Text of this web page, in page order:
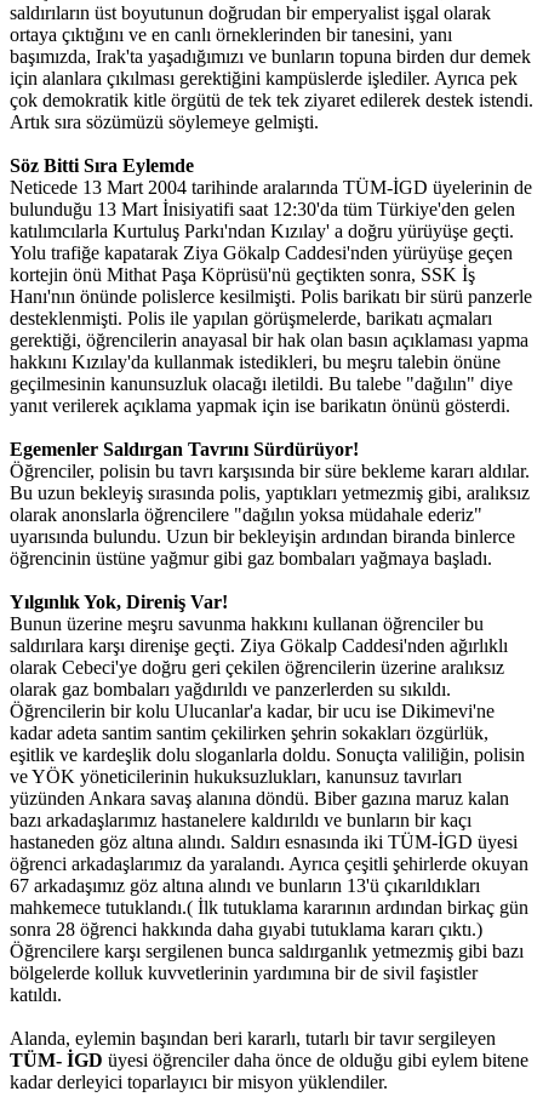
saldırıların üst boyutunun doğrudan bir emperyalist işgal olarak
ortaya çıktığını ve en canlı örneklerinden bir tanesini, yanı
başımızda, Irak'ta yaşadığımızı ve bunların topuna birden dur demek
için alanlara çıkılması gerektiğini kampüslerde işlediler. Ayrıca pek
çok demokratik kitle örgütü de tek tek ziyaret edilerek destek istendi.
Artık sıra sözümüzü söylemeye gelmişti.
Söz Bitti Sıra Eylemde
Neticede 13 Mart 2004 tarihinde aralarında TÜM-İGD üyelerinin de
bulunduğu 13 Mart İnisiyatifi saat 12:30'da tüm Türkiye'den gelen
katılımcılarla Kurtuluş Parkı'ndan Kızılay' a doğru yürüyüşe geçti.
Yolu trafiğe kapatarak Ziya Gökalp Caddesi'nden yürüyüşe geçen
kortejin önü Mithat Paşa Köprüsü'nü geçtikten sonra, SSK İş
Hanı'nın önünde polislerce kesilmişti. Polis barikatı bir sürü panzerle
desteklenmişti. Polis ile yapılan görüşmelerde, barikatı açmaları
gerektiği, öğrencilerin anayasal bir hak olan basın açıklaması yapma
hakkını Kızılay'da kullanmak istedikleri, bu meşru talebin önüne
geçilmesinin kanunsuzluk olacağı iletildi. Bu talebe "dağılın" diye
yanıt verilerek açıklama yapmak için ise barikatın önünü gösterdi.
Egemenler Saldırgan Tavrını Sürdürüyor!
Öğrenciler, polisin bu tavrı karşısında bir süre bekleme kararı aldılar.
Bu uzun bekleyiş sırasında polis, yaptıkları yetmezmiş gibi, aralıksız
olarak anonslarla öğrencilere "dağılın yoksa müdahale ederiz"
uyarısında bulundu. Uzun bir bekleyişin ardından biranda binlerce
öğrencinin üstüne yağmur gibi gaz bombaları yağmaya başladı.
Yılgınlık Yok, Direniş Var!
Bunun üzerine meşru savunma hakkını kullanan öğrenciler bu
saldırılara karşı direnişe geçti. Ziya Gökalp Caddesi'nden ağırlıklı
olarak Cebeci'ye doğru geri çekilen öğrencilerin üzerine aralıksız
olarak gaz bombaları yağdırıldı ve panzerlerden su sıkıldı.
Öğrencilerin bir kolu Ulucanlar'a kadar, bir ucu ise Dikimevi'ne
kadar adeta santim santim çekilirken şehrin sokakları özgürlük,
eşitlik ve kardeşlik dolu sloganlarla doldu. Sonuçta valiliğin, polisin
ve YÖK yöneticilerinin hukuksuzlukları, kanunsuz tavırları
yüzünden Ankara savaş alanına döndü. Biber gazına maruz kalan
bazı arkadaşlarımız hastanelere kaldırıldı ve bunların bir kaçı
hastaneden göz altına alındı. Saldırı esnasında iki TÜM-İGD üyesi
öğrenci arkadaşlarımız da yaralandı. Ayrıca çeşitli şehirlerde okuyan
67 arkadaşımız göz altına alındı ve bunların 13'ü çıkarıldıkları
mahkemece tutuklandı.( İlk tutuklama kararının ardından birkaç gün
sonra 28 öğrenci hakkında daha gıyabi tutuklama kararı çıktı.)
Öğrencilere karşı sergilenen bunca saldırganlık yetmezmiş gibi bazı
bölgelerde kolluk kuvvetlerinin yardımına bir de sivil faşistler
katıldı.
Alanda, eylemin başından beri kararlı, tutarlı bir tavır sergileyen
TÜM- İGD üyesi öğrenciler daha önce de olduğu gibi eylem bitene
kadar derleyici toparlayıcı bir misyon yüklendiler.